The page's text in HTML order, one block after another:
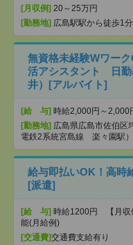
[月収例] 20～25万円
[勤務地] 広島駅駅から徒歩1分
無資格未経験Wワー
活アシスタント 日勤
井）[アルバイト]
[給 与] 時給2,000円～2,000
[勤務地] 広島県広島市佐伯区
電鉄2系統宮島線 楽々園駅）
給与即払いOK！高時
[派遣]
[給 与] 時給1200円 【月収
能(月給例)
[交通費]交通費支給有り